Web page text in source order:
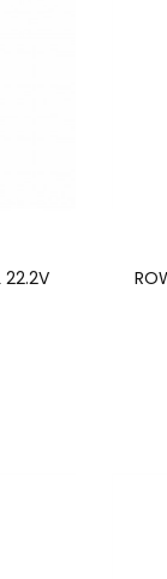
22.2V